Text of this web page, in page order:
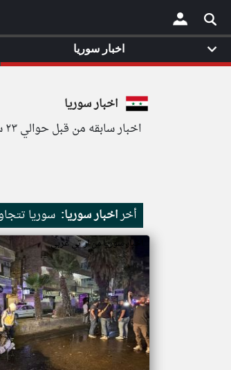
×
اخبار سوريا
اخبار سابقه من قبل حوالي ٢٣ ساعة
أخراخبار سوريا: سوريا تتجاوز
اخبار سوريا من ار تي عربي
اخبار سوريا